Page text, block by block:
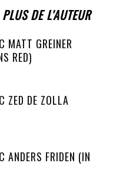
PLUS DE L'AUTEUR
MATT GREINER
RED)
ZED DE ZOLLA
ANDERS FRIDEN (IN